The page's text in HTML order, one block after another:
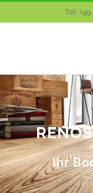
Tel:
RENOS
Ihr